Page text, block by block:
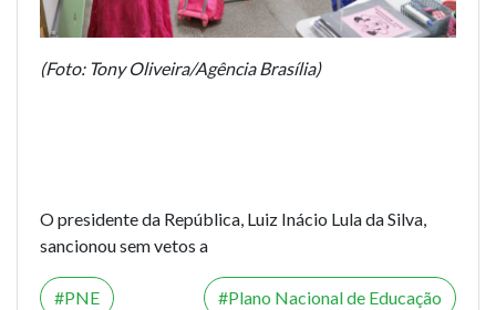
(Foto: Tony Oliveira/Agência Brasília)
O presidente da República, Luiz Inácio Lula da Silva,
sancionou sem vetos a
PNE Plano Nacional de Educação